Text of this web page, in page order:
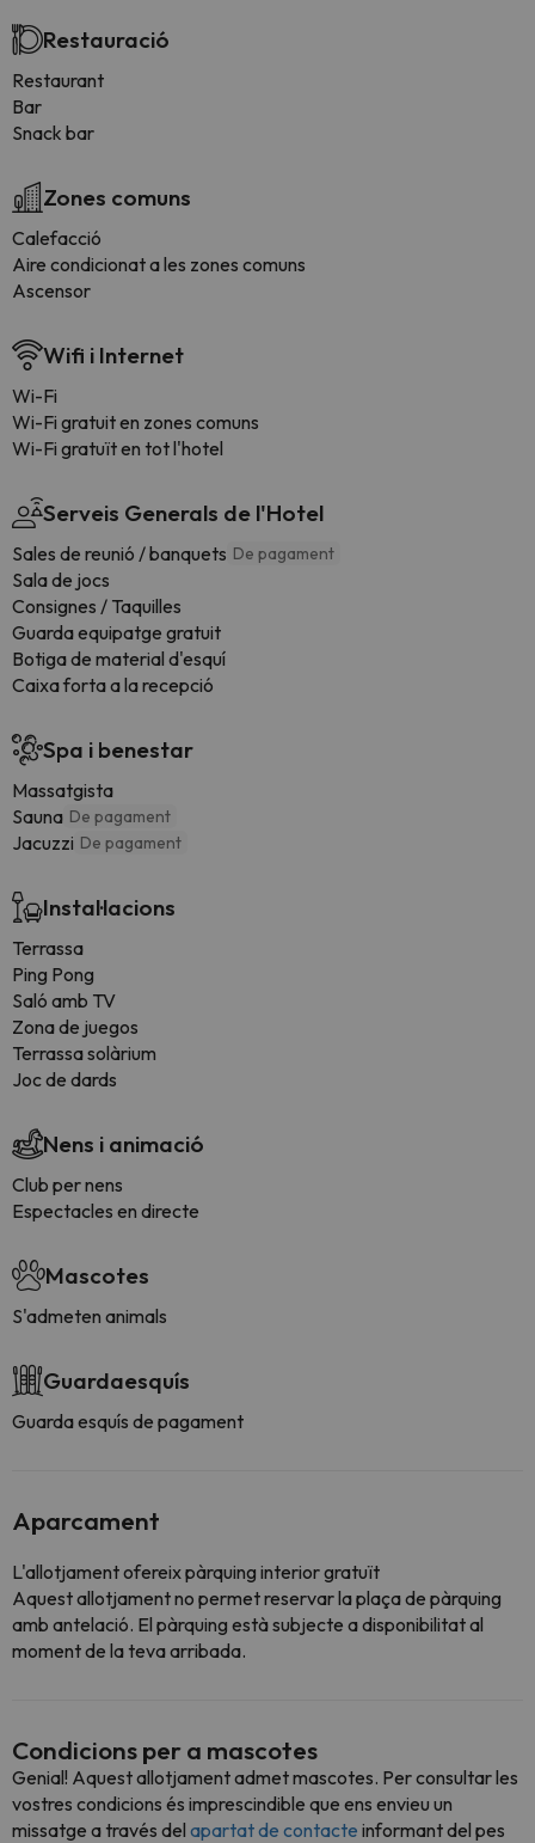
Restauració
Restaurant
Bar
Snack bar
Zones comuns
Calefacció
Aire condicionat a les zones comuns
Ascensor
Wifi i Internet
Wi-Fi
Wi-Fi gratuit en zones comuns
Wi-Fi gratuït en tot l'hotel
Serveis Generals de l'Hotel
Sales de reunió / banquets De pagament
Sala de jocs
Consignes / Taquilles
Guarda equipatge gratuit
Botiga de material d'esquí
Caixa forta a la recepció
Spa i benestar
Massatgista
Sauna De pagament
Jacuzzi De pagament
Instal·lacions
Terrassa
Ping Pong
Saló amb TV
Zona de juegos
Terrassa solàrium
Joc de dards
Nens i animació
Club per nens
Espectacles en directe
Mascotes
S'admeten animals
Guardaesquís
Guarda esquís de pagament
Aparcament
L'allotjament ofereix pàrquing interior gratuït
Aquest allotjament no permet reservar la plaça de pàrquing
amb antelació. El pàrquing està subjecte a disponibilitat al
moment de la teva arribada.
Condicions per a mascotes
Genial! Aquest allotjament admet mascotes. Per consultar les
vostres condicions és imprescindible que ens envieu un
missatge a través del apartat de contacte informant del pes